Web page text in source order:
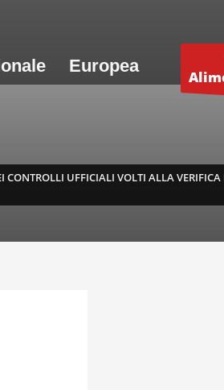
Europea
UFFICIALI VOLTI ALLA